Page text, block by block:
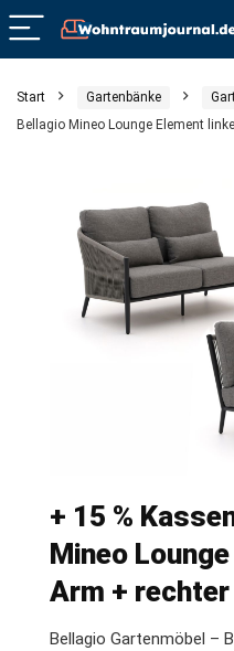
Start Gartenbänke
Bellagio Mineo Lounge Element
+ 15 %
Mineo
Arm +
Bellagio Gartenmöbel –